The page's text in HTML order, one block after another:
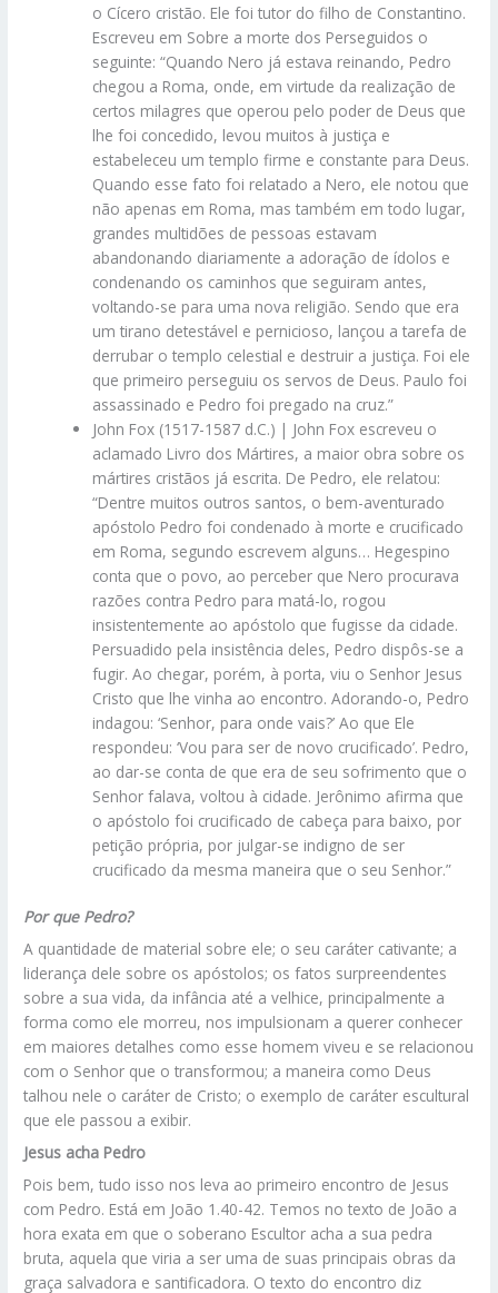
o Cícero cristão. Ele foi tutor do filho de Constantino.
Escreveu em Sobre a morte dos Perseguidos o
seguinte: “Quando Nero já estava reinando, Pedro
chegou a Roma, onde, em virtude da realização de
certos milagres que operou pelo poder de Deus que
lhe foi concedido, levou muitos à justiça e
estabeleceu um templo firme e constante para Deus.
Quando esse fato foi relatado a Nero, ele notou que
não apenas em Roma, mas também em todo lugar,
grandes multidões de pessoas estavam
abandonando diariamente a adoração de ídolos e
condenando os caminhos que seguiram antes,
voltando-se para uma nova religião. Sendo que era
um tirano detestável e pernicioso, lançou a tarefa de
derrubar o templo celestial e destruir a justiça. Foi ele
que primeiro perseguiu os servos de Deus. Paulo foi
assassinado e Pedro foi pregado na cruz.”
John Fox (1517-1587 d.C.) | John Fox escreveu o
aclamado Livro dos Mártires, a maior obra sobre os
mártires cristãos já escrita. De Pedro, ele relatou:
“Dentre muitos outros santos, o bem-aventurado
apóstolo Pedro foi condenado à morte e crucificado
em Roma, segundo escrevem alguns… Hegespino
conta que o povo, ao perceber que Nero procurava
razões contra Pedro para matá-lo, rogou
insistentemente ao apóstolo que fugisse da cidade.
Persuadido pela insistência deles, Pedro dispôs-se a
fugir. Ao chegar, porém, à porta, viu o Senhor Jesus
Cristo que lhe vinha ao encontro. Adorando-o, Pedro
indagou: ‘Senhor, para onde vais?’ Ao que Ele
respondeu: ‘Vou para ser de novo crucificado’. Pedro,
ao dar-se conta de que era de seu sofrimento que o
Senhor falava, voltou à cidade. Jerônimo afirma que
o apóstolo foi crucificado de cabeça para baixo, por
petição própria, por julgar-se indigno de ser
crucificado da mesma maneira que o seu Senhor.”
Por que Pedro?
A quantidade de material sobre ele; o seu caráter cativante; a
liderança dele sobre os apóstolos; os fatos surpreendentes
sobre a sua vida, da infância até a velhice, principalmente a
forma como ele morreu, nos impulsionam a querer conhecer
em maiores detalhes como esse homem viveu e se relacionou
com o Senhor que o transformou; a maneira como Deus
talhou nele o caráter de Cristo; o exemplo de caráter escultural
que ele passou a exibir.
Jesus acha Pedro
Pois bem, tudo isso nos leva ao primeiro encontro de Jesus
com Pedro. Está em João 1.40-42. Temos no texto de João a
hora exata em que o soberano Escultor acha a sua pedra
bruta, aquela que viria a ser uma de suas principais obras da
graça salvadora e santificadora. O texto do encontro diz